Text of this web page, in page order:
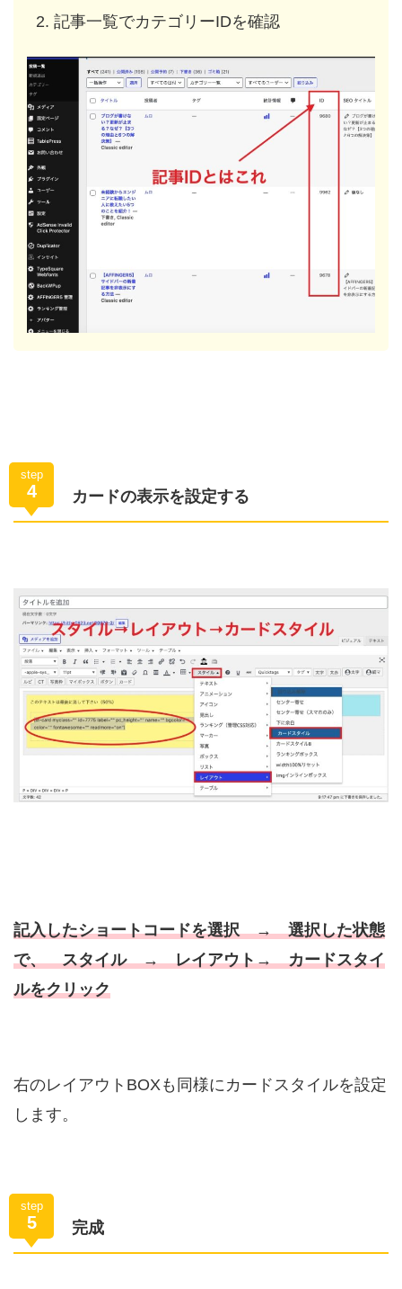
記事一覧でカテゴリーIDを確認
step
4 カードの表示を設定する
記入したショートコードを選択 → 選択した状態
で、 スタイル → レイアウト→ カードスタイ
ルをクリック
右のレイアウトBOXも同様にカードスタイルを設定
します。
step
5 完成